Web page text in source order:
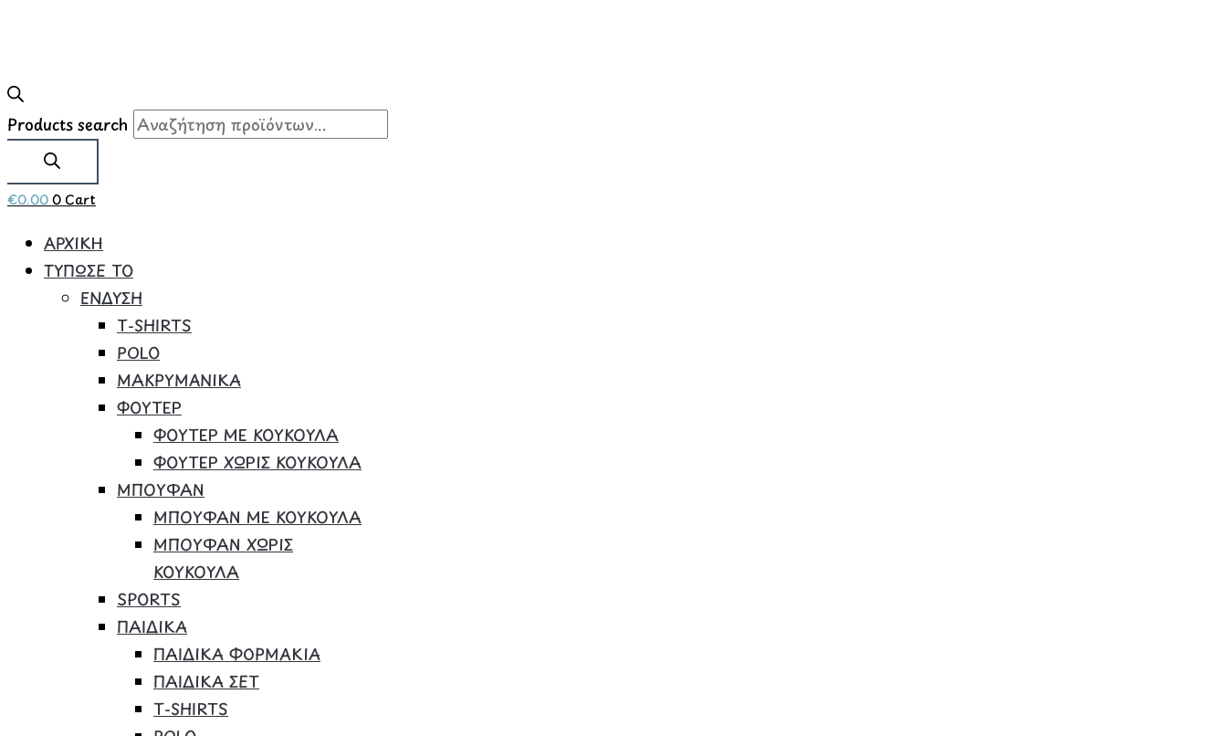
Products search
€0.000 Cart
ΑΡΧΙΚΗ
ΤΥΠΩΣΕ ΤΟ
ΕΝΔΥΣΗ
Τ-SHIRTS
POLO
ΜΑΚΡΥΜΑΝΙΚΑ
ΦΟΥΤΕΡ
ΦΟΥΤΕΡ ΜΕ ΚΟΥΚΟΥΛΑ
ΦΟΥΤΕΡ ΧΩΡΙΣ ΚΟΥΚΟΥΛΑ
ΜΠΟΥΦΑΝ
ΜΠΟΥΦΑΝ ΜΕ ΚΟΥΚΟΥΛΑ
ΜΠΟΥΦΑΝ ΧΩΡΙΣ
ΚΟΥΚΟΥΛΑ
SPORTS
ΠΑΙΔΙΚΑ
ΠΑΙΔΙΚΑ ΦΟΡΜΑΚΙΑ
ΠΑΙΔΙΚΑ ΣΕΤ
Τ-SHIRTS